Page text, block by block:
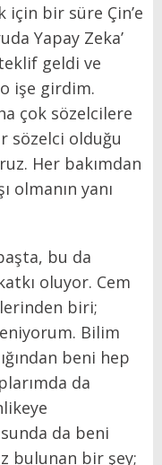
için bir süre Çin’e
Yapay Zeka’
geldi ve
işe girdim.
çok sözelcilere
sözelci olduğu
Her bakımdan
olmanın yanı
bu da
oluyor. Cem
biri;
Bilim
beni hep
da
da beni
bulunan bir şey;